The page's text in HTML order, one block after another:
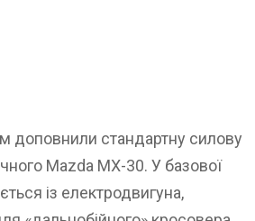
доповнили стандартну силову
Mazda MX-30. У базової
із електродвигуна,